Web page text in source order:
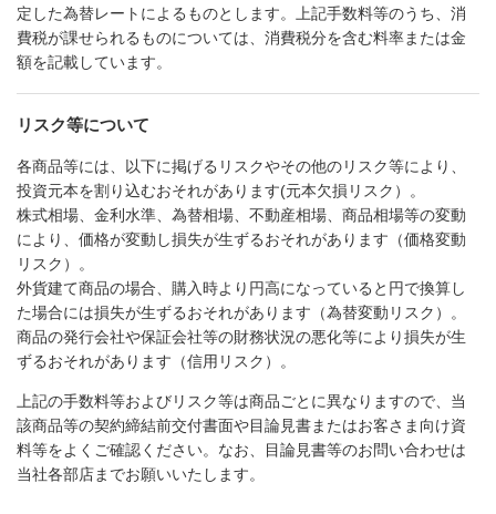
定した為替レートによるものとします。上記手数料等のうち、消
費税が課せられるものについては、消費税分を含む料率または金
額を記載しています。
リスク等について
各商品等には、以下に掲げるリスクやその他のリスク等により、
投資元本を割り込むおそれがあります(元本欠損リスク）。
株式相場、金利水準、為替相場、不動産相場、商品相場等の変動
により、価格が変動し損失が生ずるおそれがあります（価格変動
リスク）。
外貨建て商品の場合、購入時より円高になっていると円で換算し
た場合には損失が生ずるおそれがあります（為替変動リスク）。
商品の発行会社や保証会社等の財務状況の悪化等により損失が生
ずるおそれがあります（信用リスク）。
上記の手数料等およびリスク等は商品ごとに異なりますので、当
該商品等の契約締結前交付書面や目論見書またはお客さま向け資
料等をよくご確認ください。なお、目論見書等のお問い合わせは
当社各部店までお願いいたします。